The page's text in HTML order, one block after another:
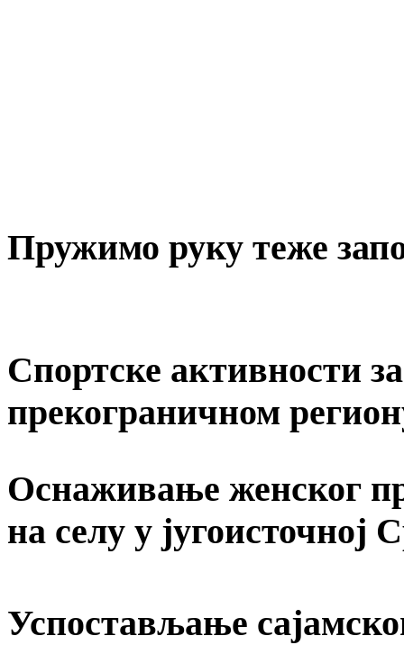
Пружимо руку теже
Спортске активности
прекограничном
Оснаживање женског
на селу у југоисточној
Успостављање